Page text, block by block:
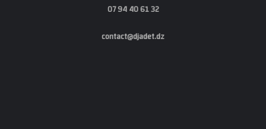
32 61 40 94 07
contact@djadet.dz